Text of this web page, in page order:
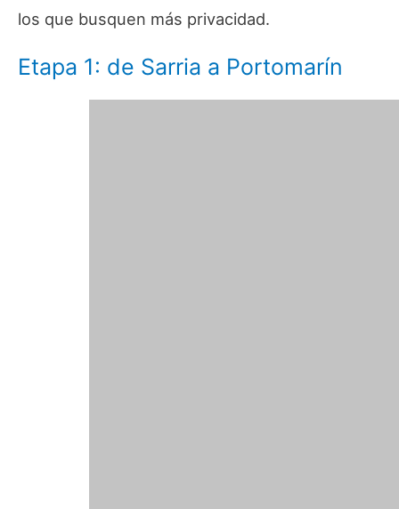
los que busquen más privacidad.
Etapa 1: de Sarria a Portomarín